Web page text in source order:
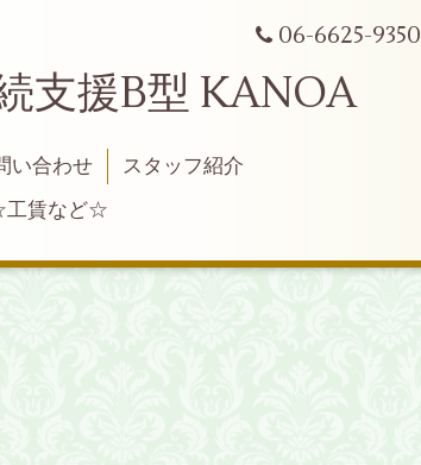
06-6625-9350
支援B型 KANOA
い合わせ
スタッフ紹介
賃など☆